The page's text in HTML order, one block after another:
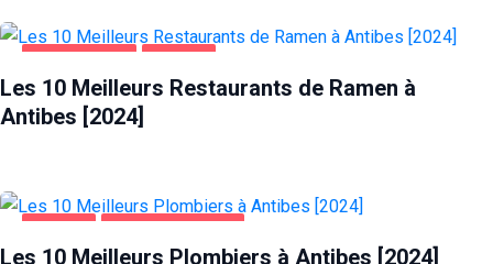
ALIMENTATION ANTIBES
Les 10 Meilleurs Restaurants de Ramen à
Antibes [2024]
ANTIBES MAISON ET JARDIN
Les 10 Meilleurs Plombiers à Antibes [2024]